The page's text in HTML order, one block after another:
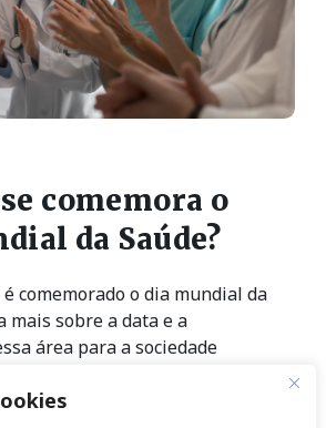
comemora o
da Saúde?
comemorado o dia mundial da
mais sobre a data e a
área para a sociedade